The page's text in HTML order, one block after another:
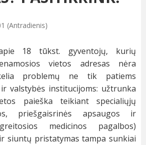
(Antradienis)
18 tūkst. gyventojų, kurių
vietos adresas nėra
problemų ne tik patiems
valstybės institucijoms: užtrunka
paieška teikiant specialiųjų
priešgaisrinės apsaugos ir
medicinos pagalbos)
siuntų pristatymas tampa sunkiai